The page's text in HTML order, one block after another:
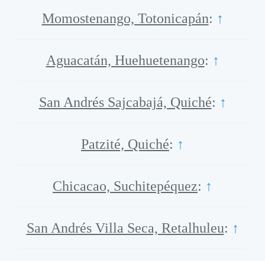
Momostenango, Totonicapán: ↑
Aguacatán, Huehuetenango: ↑
San Andrés Sajcabajá, Quiché: ↑
Patzité, Quiché: ↑
Chicacao, Suchitepéquez: ↑
San Andrés Villa Seca, Retalhuleu: ↑